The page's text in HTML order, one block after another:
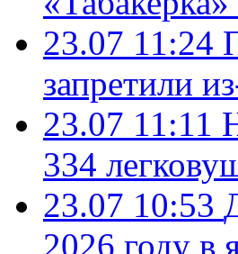
23.07 11:24
запретили
23.07 11:11
334
23.07 10:53
2026 году в